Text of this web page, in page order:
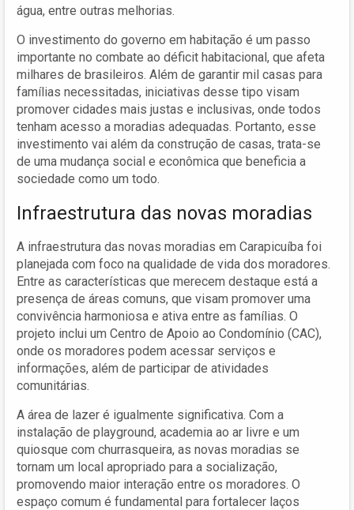
água, entre outras melhorias.
O investimento do governo em habitação é um passo
importante no combate ao déficit habitacional, que afeta
milhares de brasileiros. Além de garantir mil casas para
famílias necessitadas, iniciativas desse tipo visam
promover cidades mais justas e inclusivas, onde todos
tenham acesso a moradias adequadas. Portanto, esse
investimento vai além da construção de casas, trata-se
de uma mudança social e econômica que beneficia a
sociedade como um todo.
Infraestrutura das novas moradias
A infraestrutura das novas moradias em Carapicuíba foi
planejada com foco na qualidade de vida dos moradores.
Entre as características que merecem destaque está a
presença de áreas comuns, que visam promover uma
convivência harmoniosa e ativa entre as famílias. O
projeto inclui um Centro de Apoio ao Condomínio (CAC),
onde os moradores podem acessar serviços e
informações, além de participar de atividades
comunitárias.
A área de lazer é igualmente significativa. Com a
instalação de playground, academia ao ar livre e um
quiosque com churrasqueira, as novas moradias se
tornam um local apropriado para a socialização,
promovendo maior interação entre os moradores. O
espaço comum é fundamental para fortalecer laços